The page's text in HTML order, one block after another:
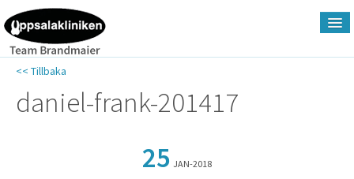
<< Tillbaka
daniel-frank-201417
25 JAN-2018